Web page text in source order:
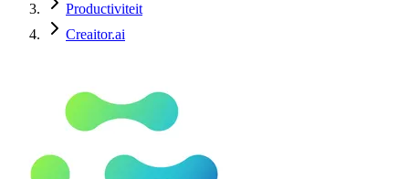
Productiviteit
Creaitor.ai